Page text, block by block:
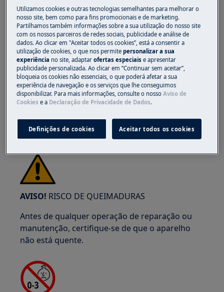
AVISO!RISCO DE LESÃO OCULAR
Use óculos de proteção se realizar trabalhos de
manutenção ou reparação que envolvam molas.
AVISO! RISCO DE QUEIMADURAS
Antes de qualquer operação de reparação ou
manutenção, certifique-se de que o aparelho
não está quente.
Utilizamos cookies e outras tecnologias semelhantes para melhorar o
nosso site, bem como para fins promocionais e de marketing.
Partilhamos também informações sobre a sua utilização do nosso site
com os nossos parceiros de redes sociais, publicidade e análise de
dados. Ao clicar em "Aceitar todos os cookies”, está a consentir a
utilização de cookies, o que nos permitepersonalizar a sua
experiência no site, adaptarofertas especiaise apresentar
publicidade personalizada. Ao clicar em “Continuar sem aceitar”,
bloqueia os cookies não essenciais, o que poderá afetar a sua
experiência de navegação e os serviços que lhe conseguimos
disponibilizar. Para mais informações, consulte o nossoAviso de
Cookies e a Declaração de Privacidade de Dados.
Definições de cookies Aceitar todos os cookies